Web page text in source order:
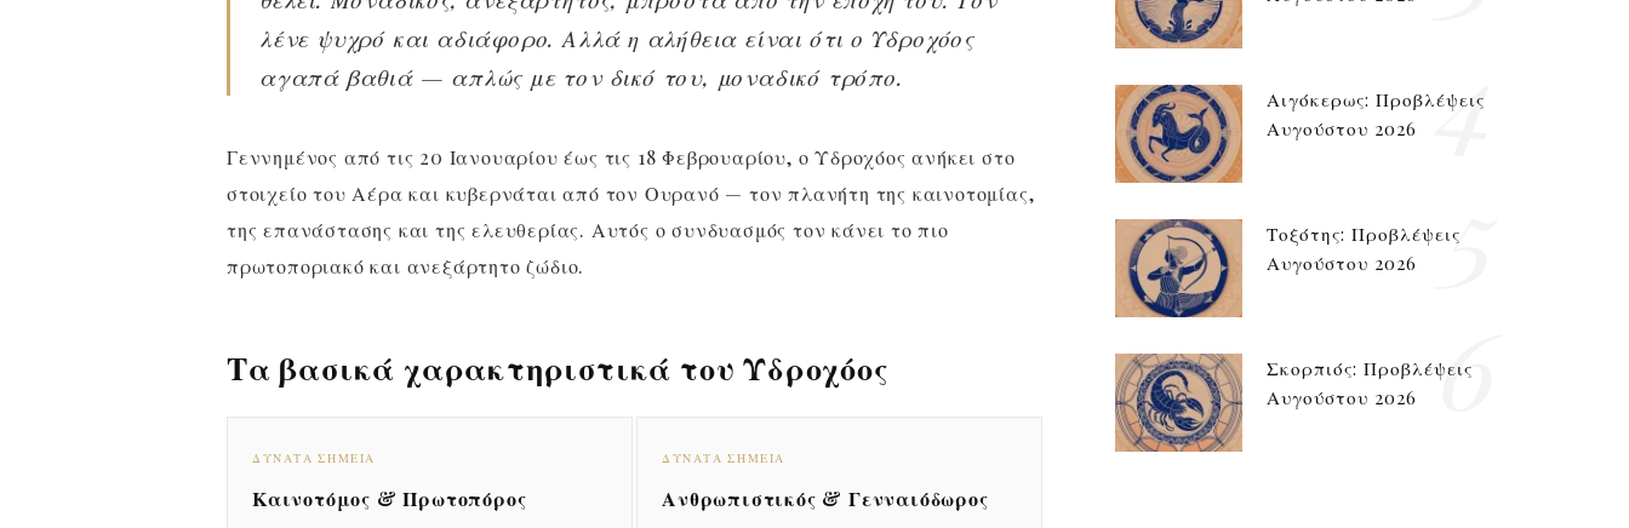
λένε ψυχρό και αδιάφορο. Αλλά η αλήθεια είναι ότι ο Υδροχόος
αγαπά βαθιά — απλώς με τον δικό του, μοναδικό τρόπο.
Γεννημένος από τις 20 Ιανουαρίου έως τις 18 Φεβρουαρίου, ο Υδροχόος ανήκει στο
στοιχείο του Αέρα και κυβερνάται από τον Ουρανό — τον πλανήτη της καινοτομίας,
της επανάστασης και της ελευθερίας. Αυτός ο συνδυασμός τον κάνει το πιο
πρωτοποριακό και ανεξάρτητο ζώδιο.
Τα βασικά χαρακτηριστικά του Υδροχόος
ΔΥΝΑΤΆ ΣΗΜΕΊΑ
Καινοτόμος & Πρωτοπόρος
ΔΥΝΑΤΆ ΣΗΜΕΊΑ
Ανθρωπιστικός & Γενναιόδωρος
Αιγόκερως: Προβλέψεις
Αυγούστου 2026
4
Τοξότης: Προβλέψεις
Αυγούστου 2026
5
Σκορπιός: Προβλέψεις
Αυγούστου 2026
6